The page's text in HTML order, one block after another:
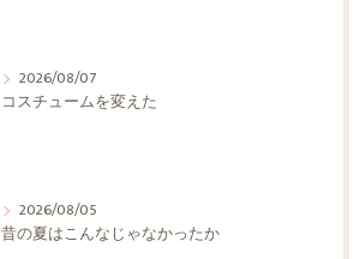
2026/08/07
コスチュームを変えた
2026/08/05
昔の夏はこんなじゃなかったか